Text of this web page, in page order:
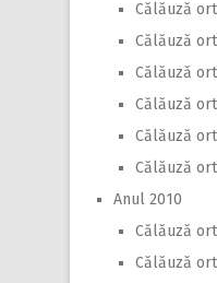
Călăuză
Călăuză
Călăuză
Călăuză
Călăuză
Călăuză
Anul 2010
Călăuză
Călăuză